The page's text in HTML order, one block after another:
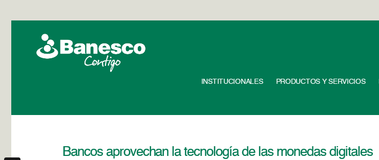
INSTITUCIONALES PRODUCTOS Y SERVICIOS
Bancos aprovechan la tecnología de las monedas digitales